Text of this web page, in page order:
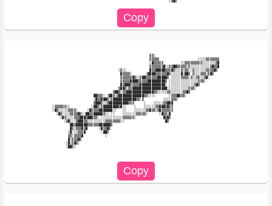
                                                   ▒▒░
                                                   ▒▒▒▒▒                    ░░░░▒▒▒▒▒▒▒
                                                   ░▓▒▒▒▒▒         ░░▒▒▒▒▒▒▒▒▒░░░░░░░▒▓
                                                   ▒▒▒▒▒▒▒▓░░▒▒▓▓▒▒▒▒▒░▒░░░░░░░░░░▒▓▒▒▓
                                   ░▒░░            ▓▒▒▓▓▓▓▓▒▒▒▓▒░░░▒░▒▒░░▒░░░░░░▒▒▒▒▓▒
                                    ▓▒▒▒▒░       ░▓▓▓▓▒▒▒▒▒▒▓▒░░░░░▓░▓▓▒ ▒░░░▒▒▒░▒▓▒
                                    ▒▒▒▒▒▒▓▒░░▒▓▓▒▒▒▒▒▒▓▓▓▓▓▒ ░░░░░▒▒▒▒░▒░░▒▒░░▒▓░
                                    ▒▒▒▒▒▓▓▓▓▒▒▒▒▒▓▓▓▓▓▓▓▓▓▒ ░░░░░░░░░░░░░░░▒▒▒░
                                    ▓▒▓▓▓▒▒▒▒▒▓▓▓▓▓▓▓▓▓▓▓▓▓░ ░░░░░░░░░░░░░▒▓▒
                                   ▒▓▓▒░▒▒▓▓▓▓▓▓▓▓▓▓▓▓▓▓▓▓▓▓░░░░░░░░░░░▒▒▒░
                                ▒▓▓▒░▒▒▓▓▓▓▓▓▓▓▓▓▓▓▓▓▒▒░░░░░▒▒░░░░░░▒▒▓▒
                      ▓▓▒▒▒░ ░▓▓▒░▒▓▓▓▓▓▓▓▓▓▓▓▓▓▒▒░░░░       ░▒▒▒▓▓▒▒░
                      ░▓▒▒▓▓▓▒░▒▓▓▓▓▓▓▓▓▓▓▓▓▒▒░▒          ░░░░▒▒▒░
                      ▒▓▓▓▒░░▒▓▓▓▓▓▓▓▓▓▓▒▒▒     ░    ░░░░░▒▒▓▓▓
░▒▒▒▒▒▒░░           ░▓▓▒░▒▓▓▓▓▓▓▓▓▒▓░░    ░    ░░░░░░▒▒▓▓▓▒▓▒▒
░▓▒░░░░░▒▒▒▒░     ░▓▒▒▒▒▓▓▓▓▓▓▓░░   ░░    ░░░░░░▒▒▓▒▒░▒▓▒▒▒▒▒▒
   ░▓▒░░░░▒▒▒▒▓▒░░▓▓▒▒▓▓▓▓▓▒░░ ░░    ░░░░░░░▒▒▒▒▒░      ░▓▒▒░▓
     ░▓▒░░░░▒▒▒▓▓▓▒▓▓▓▒▒░ ░░░░░░░░░░░▒▒▒▒▒▒░              ▓▒▓▒
       ░▒▓░░░▒▓▓▓▒▒░░░░░░░░░▒▒▒▒▒▒▒▒░░                     ▓▒
          ▓▓▒▓▓▓▓▓▓▒▒▒▒▒▒▓▓▓▓▓▓▒
          ▓▒░▒▒▒▓▒▓      ░▓▒▒▓▒
         ░▓░░░▒▒▒▓        ░▓▓▒
         ▒▒░▒▒▒▒▓           ░
         ▓░▒▒▒▓▒
        ░▓░▒▓▒░
        ░▓▓▒░